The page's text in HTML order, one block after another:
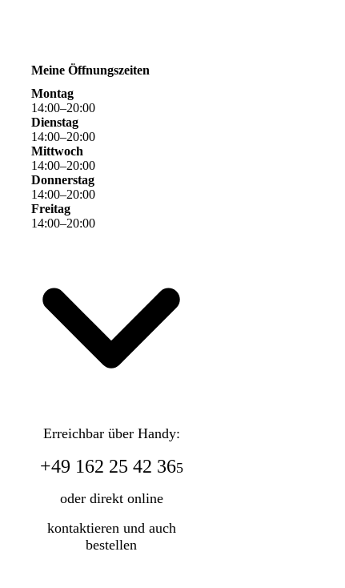
Meine Öffnungszeiten
Montag
14:00–20:00
Dienstag
14:00–20:00
Mittwoch
14:00–20:00
Donnerstag
14:00–20:00
Freitag
14:00–20:00
Erreichbar über Handy:
+49 162 25 42 365
oder direkt online
kontaktieren und auch
bestellen